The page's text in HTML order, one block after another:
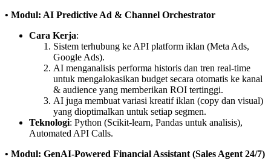
• Modul: AI Predictive Ad & Channel Orchestrator
Cara Kerja:
Sistem terhubung ke API platform iklan (Meta Ads,
Google Ads).
AI menganalisis performa historis dan tren real-time
untuk mengalokasikan budget secara otomatis ke kanal
& audience yang memberikan ROI tertinggi.
AI juga membuat variasi kreatif iklan (copy dan visual)
yang dioptimalkan untuk setiap segmen.
Teknologi: Python (Scikit-learn, Pandas untuk analisis),
Automated API Calls.
• Modul: GenAI-Powered Financial Assistant (Sales Agent 24/7)